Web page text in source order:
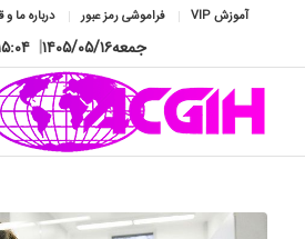
آموزش VIP فراموشی رمز عبور درباره ما
جمعه۱۴۰۵/۰۵/۱۶|